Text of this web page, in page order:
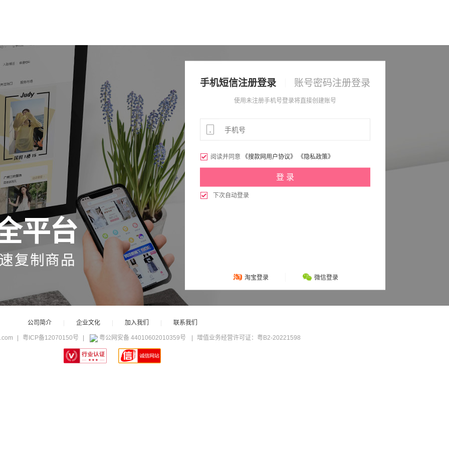
手机短信注册登录 账号密码注册登录
使用未注册手机号登录将直接创建账号
 阅读并同意 《搜款网用户协议》 《隐私政策》
 下次自动登录
淘宝登录 微信登录
公司简介 企业文化 加入我们 联系我们
粤ICP备12070150号 粤公网安备 44010602010359号 增值业务经营许可证：粤B2-20221598